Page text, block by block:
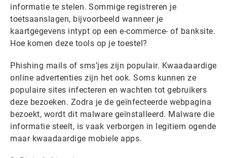
informatie te stelen. Sommige registreren je
toetsaanslagen, bijvoorbeeld wanneer je
kaartgegevens intypt op een e-commerce- of banksite.
Hoe komen deze tools op je toestel?
Phishing mails of sms’jes zijn populair. Kwaadaardige
online advertenties zijn het ook. Soms kunnen ze
populaire sites infecteren en wachten tot gebruikers
deze bezoeken. Zodra je de geïnfecteerde webpagina
bezoekt, wordt dit malware geïnstalleerd. Malware die
informatie steelt, is vaak verborgen in legitiem ogende
maar kwaadaardige mobiele apps.